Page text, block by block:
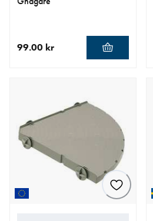
99.00 kr